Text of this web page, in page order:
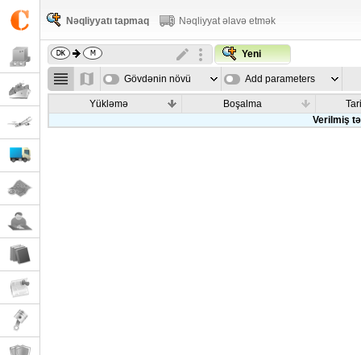
Nəqliyyatı tapmaq Nəqliyyat əlavə etmək
Yeni
Gövdənin növü Add parameters
Yükləmə Boşalma
Verilmiş